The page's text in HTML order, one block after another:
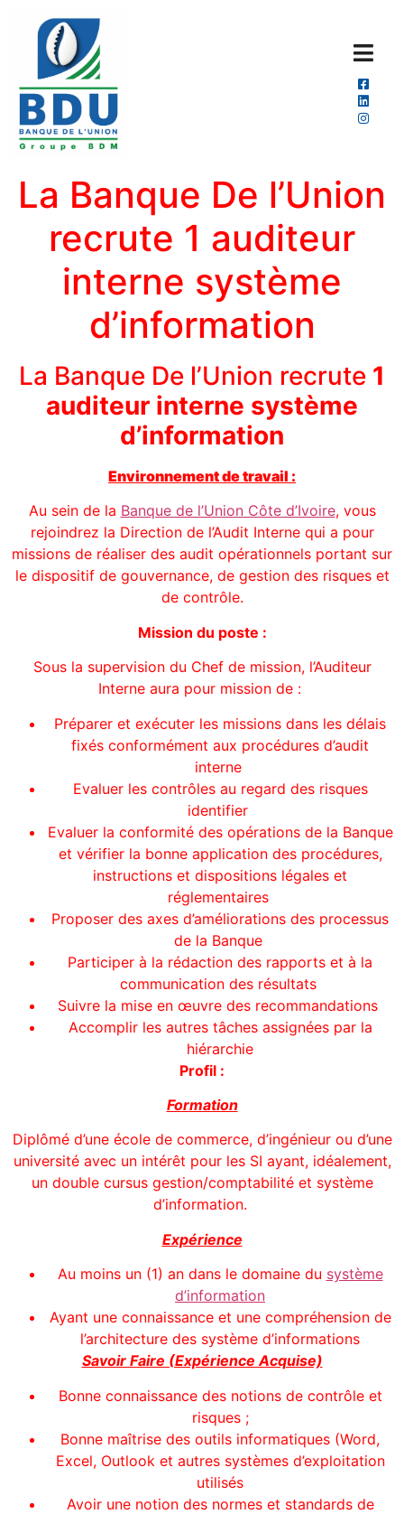
La Banque De l’Union
recrute 1 auditeur
interne système
d’information
La Banque De l’Union recrute 1
auditeur interne système
d’information
Environnement de travail :
Au sein de la Banque de l’Union Côte d’Ivoire, vous
rejoindrez la Direction de l’Audit Interne qui a pour
missions de réaliser des audit opérationnels portant sur
le dispositif de gouvernance, de gestion des risques et
de contrôle.
Mission du poste :
Sous la supervision du Chef de mission, l’Auditeur
Interne aura pour mission de :
Préparer et exécuter les missions dans les délais
fixés conformément aux procédures d’audit
interne
Evaluer les contrôles au regard des risques
identifier
Evaluer la conformité des opérations de la Banque
et vérifier la bonne application des procédures,
instructions et dispositions légales et
réglementaires
Proposer des axes d’améliorations des processus
de la Banque
Participer à la rédaction des rapports et à la
communication des résultats
Suivre la mise en œuvre des recommandations
Accomplir les autres tâches assignées par la
hiérarchie
Profil :
Formation
Diplômé d’une école de commerce, d’ingénieur ou d’une
université avec un intérêt pour les SI ayant, idéalement,
un double cursus gestion/comptabilité et système
d’information.
Expérience
Au moins un (1) an dans le domaine du système
d’information
Ayant une connaissance et une compréhension de
l’architecture des système d’informations
Savoir Faire (Expérience Acquise)
Bonne connaissance des notions de contrôle et
risques ;
Bonne maîtrise des outils informatiques (Word,
Excel, Outlook et autres systèmes d’exploitation
utilisés
Avoir une notion des normes et standards de